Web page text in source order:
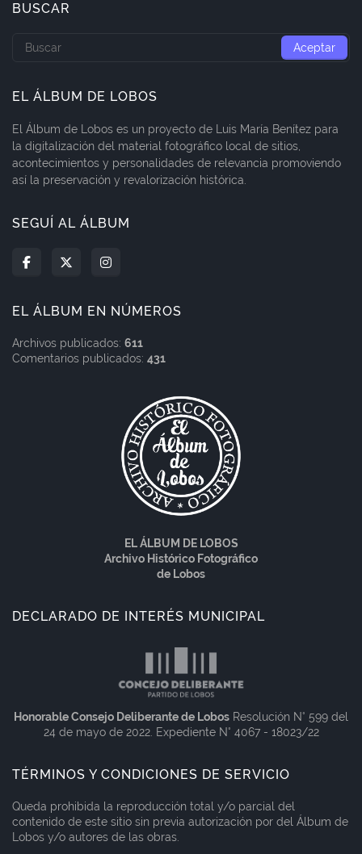
BUSCAR
EL ÁLBUM DE LOBOS
El Álbum de Lobos es un proyecto de Luis María Benítez para
la digitalización del material fotográfico local de sitios,
acontecimientos y personalidades de relevancia promoviendo
así la preservación y revalorización histórica.
SEGUÍ AL ÁLBUM
EL ÁLBUM EN NÚMEROS
Archivos publicados: 611
Comentarios publicados: 431
EL ÁLBUM DE LOBOS
Archivo Histórico Fotográfico
de Lobos
DECLARADO DE INTERÉS MUNICIPAL
Honorable Consejo Deliberante de Lobos Resolución N° 599 del
24 de mayo de 2022. Expediente N° 4067 - 18023/22
TÉRMINOS Y CONDICIONES DE SERVICIO
Queda prohibida la reproducción total y/o parcial del
contenido de este sitio sin previa autorización por del Álbum de
Lobos y/o autores de las obras.